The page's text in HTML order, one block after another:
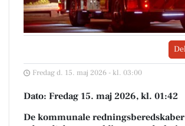
Fredag d. 15. maj 2026 - kl. 03:00
Dato: Fredag 15. maj 2026, kl. 01:42
De kommunale